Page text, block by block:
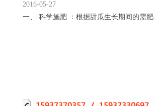
2016-05-27
一、 科学施肥 ：根据甜瓜生长期间的需肥